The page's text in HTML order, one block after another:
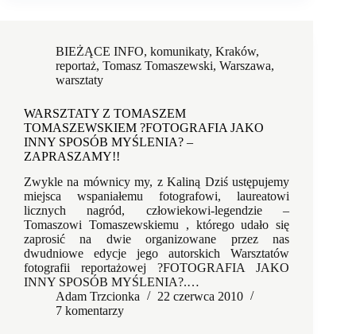
BIEŻĄCE INFO, komunikaty, Kraków,
reportaż, Tomasz Tomaszewski, Warszawa,
warsztaty
WARSZTATY Z TOMASZEM
TOMASZEWSKIEM ?FOTOGRAFIA JAKO
INNY SPOSÓB MYŚLENIA? –
ZAPRASZAMY!!
Zwykle na mównicy my, z Kaliną Dziś ustępujemy
miejsca wspaniałemu fotografowi, laureatowi
licznych nagród, człowiekowi-legendzie –
Tomaszowi Tomaszewskiemu , którego udało się
zaprosić na dwie organizowane przez nas
dwudniowe edycje jego autorskich Warsztatów
fotografii reportażowej ?FOTOGRAFIA JAKO
INNY SPOSÓB MYŚLENIA?.…
Adam Trzcionka
22 czerwca 2010
7 komentarzy